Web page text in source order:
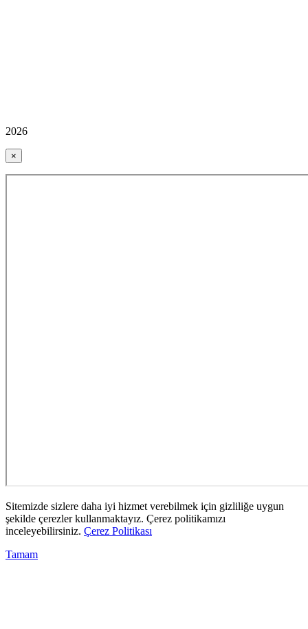
2026
×
Sitemizde sizlere daha iyi hizmet verebilmek için gizliliğe uygun
şekilde çerezler kullanmaktayız. Çerez politikamızı
inceleyebilirsiniz. Çerez Politikası
Tamam